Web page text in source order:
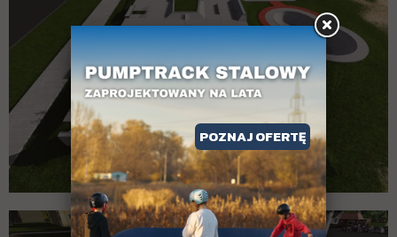
POZNAJ OFERTĘ